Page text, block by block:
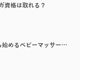
資格は取れる？
始めるベビーマッサー…